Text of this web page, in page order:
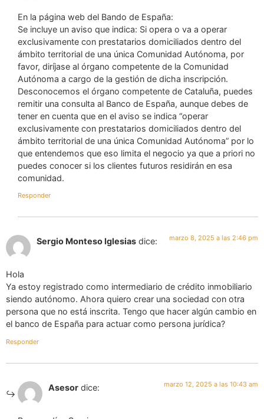
En la página web del Bando de España:
Se incluye un aviso que indica: Si opera o va a operar
exclusivamente con prestatarios domiciliados dentro del
ámbito territorial de una única Comunidad Autónoma, por
favor, diríjase al órgano competente de la Comunidad
Autónoma a cargo de la gestión de dicha inscripción.
Desconocemos el órgano competente de Cataluña, puedes
remitir una consulta al Banco de España, aunque debes de
tener en cuenta que en el aviso se indica “operar
exclusivamente con prestatarios domiciliados dentro del
ámbito territorial de una única Comunidad Autónoma” por lo
que entendemos que eso limita el negocio ya que a priori no
puedes conocer si los clientes futuros residirán en esa
comunidad.
Responder
Sergio Monteso Iglesias dice: marzo 8, 2025 a las 2:46 pm
Hola
Ya estoy registrado como intermediario de crédito inmobiliario
siendo autónomo. Ahora quiero crear una sociedad con otra
persona que no está inscrita. Tengo que hacer algún cambio en
el banco de España para actuar como persona jurídica?
Responder
Asesor dice: marzo 12, 2025 a las 10:43 am